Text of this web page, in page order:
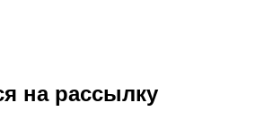
на рассылку